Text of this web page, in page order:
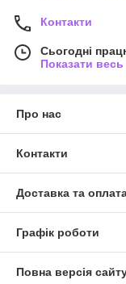
Контакти
Сьогодні
Показати
Про нас
Контакти
Доставка та
Графік роботи
Повна версія